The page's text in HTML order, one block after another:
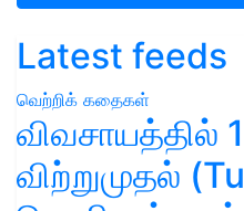
Latest feeds
வெற்றிக் கதைகள்
விவசாயத்தில்
விற்றுமுதல்